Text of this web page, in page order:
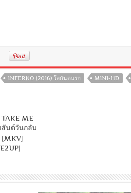
INFERNO (2016) โลกันตนรก MINI-HD
ME
สันต์วันกลับ
[MKV]